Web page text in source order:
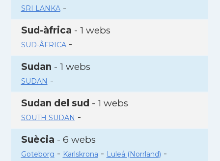
SRI LANKA-
Sud-àfrica - 1 webs
SUD-ÂFRICA-
Sudan - 1 webs
SUDAN -
Sudan del sud - 1 webs
SOUTH SUDAN -
Suècia - 6 webs
Goteborg - Karlskrona - Luleå (Norrland) -